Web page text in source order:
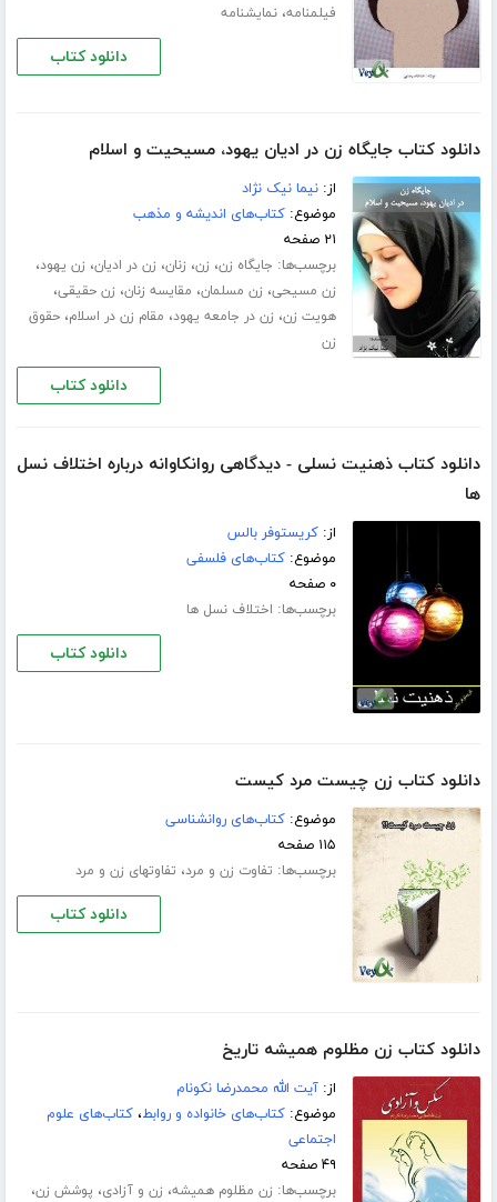
فیلمنامه،نمایشنامه
دانلود کتاب
دانلود کتاب جایگاه زن در ادیان یهود، مسیحیت و اسلام
از:نیما نیک نژاد
موضوع:کتاب‌های اندیشه و مذهب
۲۱ صفحه
برچسب‌ها: جایگاه زن، زن، زنان، زن در ادیان، زن یهود،
زن مسیحی، زن مسلمان، مقایسه زنان، زن حقیقی،
هویت زن، زن در جامعه یهود، مقام زن در اسلام،حقوق
زن
دانلود کتاب
دانلود کتاب ذهنیت نسلی - دیدگاهی روانکاوانه درباره اختلاف نسل
ها
از:کریستوفر بالس
موضوع:کتاب‌های فلسفی
۰ صفحه
برچسب‌ها: اختلاف نسل ها
دانلود کتاب
دانلود کتاب زن چیست مرد کیست
موضوع:کتاب‌های روانشناسی
۱۱۵ صفحه
برچسب‌ها: تفاوت زن و مرد، تفاوتهای زن و مرد
دانلود کتاب
دانلود کتاب زن مظلوم همیشه تاریخ
از:آیت الله محمدرضا نکونام
موضوع:کتاب‌های خانواده و روابط،کتاب‌های علوم
اجتماعی
۴۹ صفحه
برچسب‌ها: زن مظلوم همیشه، زن و آزادی، پوشش زن،